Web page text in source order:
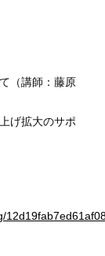
（講師：藤原
げ拡大のサポ